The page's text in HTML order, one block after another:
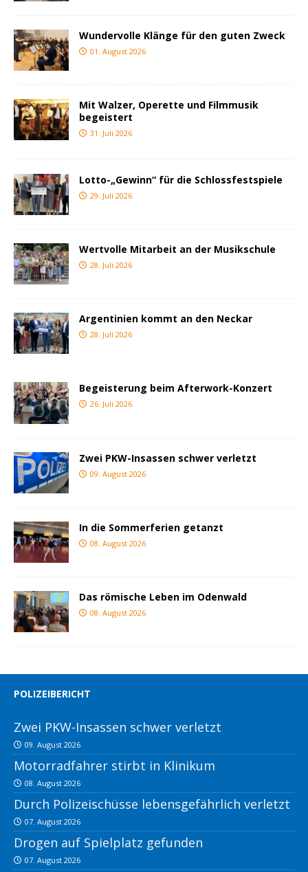
Wundervolle Klänge für den guten Zweck
01. August 2026
Mit Walzer, Operette und Filmmusik
begeistert
31. Juli 2026
Lotto-„Gewinn“ für die Schlossfestspiele
29. Juli 2026
Wertvolle Mitarbeit an der Musikschule
28. Juli 2026
Argentinien kommt an den Neckar
28. Juli 2026
Begeisterung beim Afterwork-Konzert
26. Juli 2026
Zwei PKW-Insassen schwer verletzt
09. August 2026
In die Sommerferien getanzt
08. August 2026
Das römische Leben im Odenwald
08. August 2026
POLIZEIBERICHT
Zwei PKW-Insassen schwer verletzt
09. August 2026
Motorradfahrer stirbt in Klinikum
08. August 2026
Durch Polizeischüsse lebensgefährlich verletzt
07. August 2026
Drogen auf Spielplatz gefunden
07. August 2026